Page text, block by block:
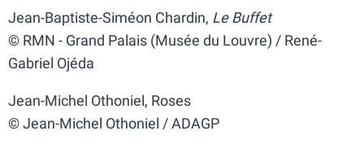
Jean-Baptiste-Siméon Chardin, Le Buffet
© RMN - Grand Palais (Musée du Louvre) / René-
Gabriel Ojéda
Jean-Michel Othoniel, Roses
© Jean-Michel Othoniel / ADAGP